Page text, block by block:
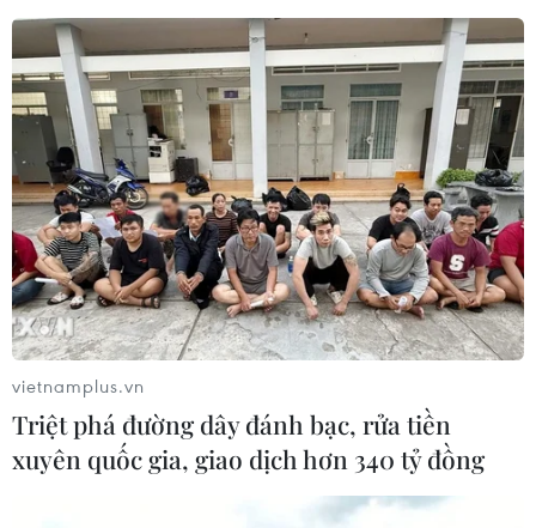
vietnamplus.vn
Triệt phá đường dây đánh bạc, rửa tiền
xuyên quốc gia, giao dịch hơn 340 tỷ đồng